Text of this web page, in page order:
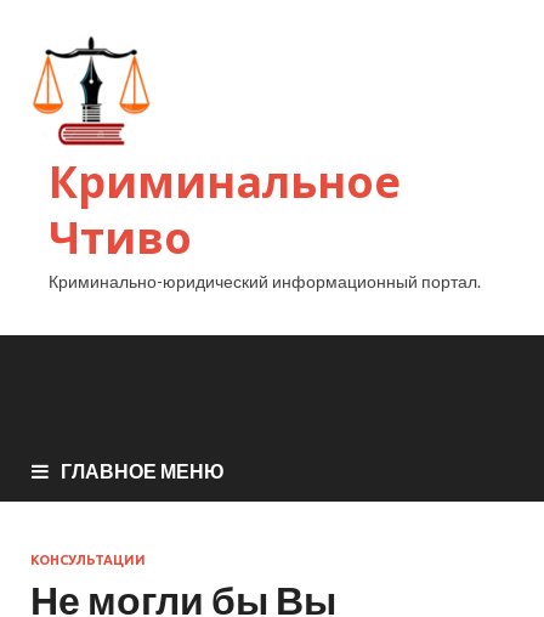
Криминальное
Чтиво
Криминально-юридический информационный портал.
ГЛАВНОЕ МЕНЮ
КОНСУЛЬТАЦИИ
Не могли бы Вы